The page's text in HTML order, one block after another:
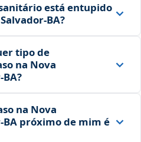
está entupido
tipo de
na Nova
na Nova
próximo de mim é